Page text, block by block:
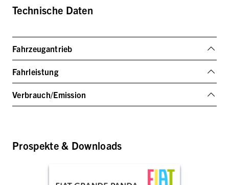
Technische Daten
Fahrzeugantrieb
Fahrleistung
Verbrauch/Emission
Prospekte & Downloads